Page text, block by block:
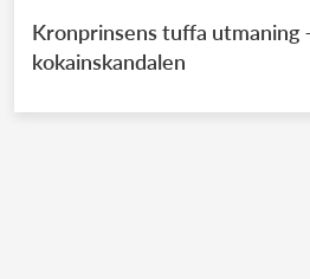
Kronprinsens tuffa utmaning
kokainskandalen